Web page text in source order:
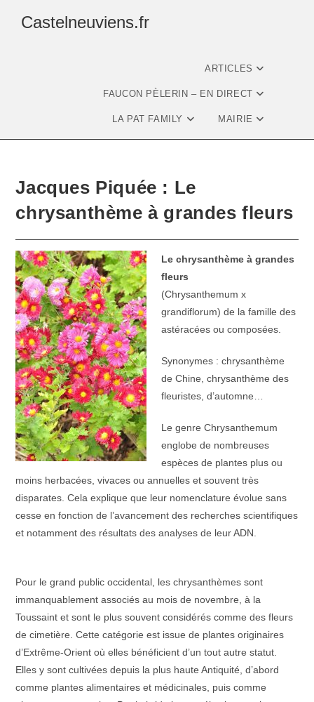
Castelneuviens.fr
ARTICLES
FAUCON PÈLERIN – EN DIRECT
LA PAT FAMILY MAIRIE
Jacques Piquée : Le
chrysanthème à grandes fleurs
Le chrysanthème à grandes
fleurs
(Chrysanthemum x
grandiflorum) de la famille des
astéracées ou composées.
Synonymes : chrysanthème
de Chine, chrysanthème des
fleuristes, d’automne…
Le genre Chrysanthemum
englobe de nombreuses
espèces de plantes plus ou
moins herbacées, vivaces ou annuelles et souvent très
disparates. Cela explique que leur nomenclature évolue sans
cesse en fonction de l’avancement des recherches scientifiques
et notamment des résultats des analyses de leur ADN.
Pour le grand public occidental, les chrysanthèmes sont
immanquablement associés au mois de novembre, à la
Toussaint et sont le plus souvent considérés comme des fleurs
de cimetière. Cette catégorie est issue de plantes originaires
d’Extrême-Orient où elles bénéficient d’un tout autre statut.
Elles y sont cultivées depuis la plus haute Antiquité, d’abord
comme plantes alimentaires et médicinales, puis comme